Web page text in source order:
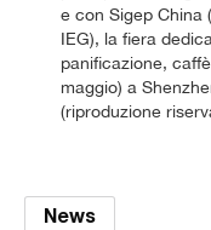
e con Sigep China
IEG), la fiera
panificazione,
maggio) a
(riproduzione
News